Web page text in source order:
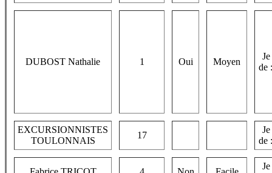
DUBOST Nathalie 1 Oui Moyen
de
EXCURSIONNISTES
TOULONNAIS
17
de